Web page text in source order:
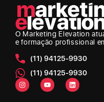
O Marketing Elevation
e formação profissional
(11) 94125-9930
(11) 94125-9930